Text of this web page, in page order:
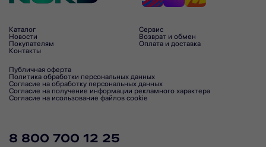
Каталог
Новости
Покупателям
Контакты
Сервис
Возврат и обмен
Оплата и доставка
Публичная оферта
Политика обработки персональных данных
Согласие на обработку персональных данных
Согласие на получение информации рекламного характера
Согласие на исользование файлов cookie
8 800 700 12 25